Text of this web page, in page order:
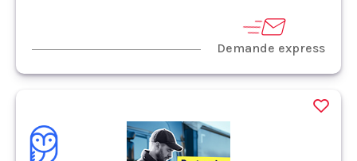
Demande express